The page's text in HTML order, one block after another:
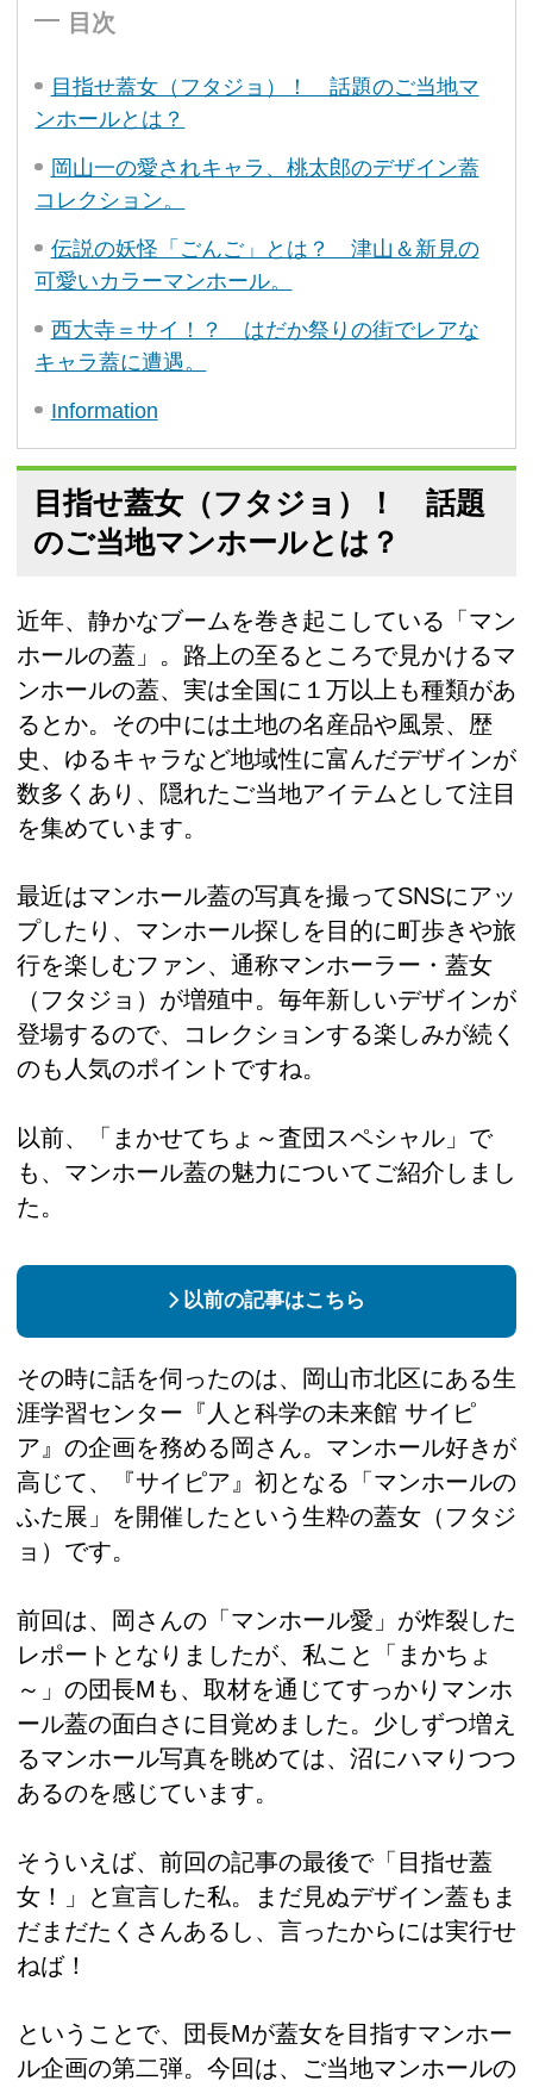
目次
目指せ蓋女（フタジョ）！ 話題のご当地マ
ンホールとは？
岡山一の愛されキャラ、桃太郎のデザイン蓋
コレクション。
伝説の妖怪「ごんご」とは？ 津山＆新見の
可愛いカラーマンホール。
西大寺＝サイ！？ はだか祭りの街でレアな
キャラ蓋に遭遇。
Information
目指せ蓋女（フタジョ）！ 話題
のご当地マンホールとは？
近年、静かなブームを巻き起こしている「マン
ホールの蓋」。路上の至るところで見かけるマ
ンホールの蓋、実は全国に１万以上も種類があ
るとか。その中には土地の名産品や風景、歴
史、ゆるキャラなど地域性に富んだデザインが
数多くあり、隠れたご当地アイテムとして注目
を集めています。
最近はマンホール蓋の写真を撮ってSNSにアッ
プしたり、マンホール探しを目的に町歩きや旅
行を楽しむファン、通称マンホーラー・蓋女
（フタジョ）が増殖中。毎年新しいデザインが
登場するので、コレクションする楽しみが続く
のも人気のポイントですね。
以前、「まかせてちょ～査団スペシャル」で
も、マンホール蓋の魅力についてご紹介しまし
た。
以前の記事はこちら
その時に話を伺ったのは、岡山市北区にある生
涯学習センター『人と科学の未来館 サイピ
ア』の企画を務める岡さん。マンホール好きが
高じて、『サイピア』初となる「マンホールの
ふた展」を開催したという生粋の蓋女（フタジ
ョ）です。
前回は、岡さんの「マンホール愛」が炸裂した
レポートとなりましたが、私こと「まかちょ
～」の団長Mも、取材を通じてすっかりマンホ
ール蓋の面白さに目覚めました。少しずつ増え
るマンホール写真を眺めては、沼にハマりつつ
あるのを感じています。
そういえば、前回の記事の最後で「目指せ蓋
女！」と宣言した私。まだ見ぬデザイン蓋もま
だまだたくさんあるし、言ったからには実行せ
ねば！
ということで、団長Mが蓋女を目指すマンホー
ル企画の第二弾。今回は、ご当地マンホールの